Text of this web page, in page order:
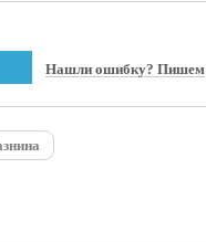
Нашли ошибку? Пишем